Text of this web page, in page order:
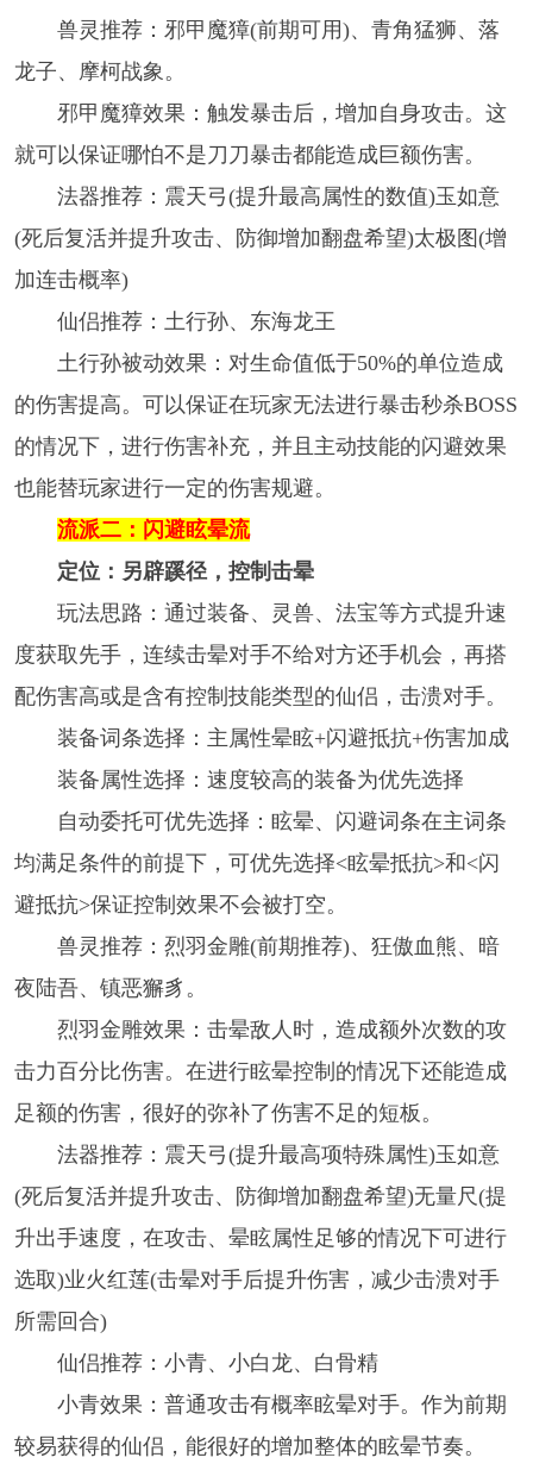
兽灵推荐：邪甲魔獐(前期可用)、青角猛狮、落
龙子、摩柯战象。
邪甲魔獐效果：触发暴击后，增加自身攻击。这
就可以保证哪怕不是刀刀暴击都能造成巨额伤害。
法器推荐：震天弓(提升最高属性的数值)玉如意
(死后复活并提升攻击、防御增加翻盘希望)太极图(增
加连击概率)
仙侣推荐：土行孙、东海龙王
土行孙被动效果：对生命值低于50%的单位造成
的伤害提高。可以保证在玩家无法进行暴击秒杀BOSS
的情况下，进行伤害补充，并且主动技能的闪避效果
也能替玩家进行一定的伤害规避。
流派二：闪避眩晕流
定位：另辟蹊径，控制击晕
玩法思路：通过装备、灵兽、法宝等方式提升速
度获取先手，连续击晕对手不给对方还手机会，再搭
配伤害高或是含有控制技能类型的仙侣，击溃对手。
装备词条选择：主属性晕眩+闪避抵抗+伤害加成
装备属性选择：速度较高的装备为优先选择
自动委托可优先选择：眩晕、闪避词条在主词条
均满足条件的前提下，可优先选择<眩晕抵抗>和<闪
避抵抗>保证控制效果不会被打空。
兽灵推荐：烈羽金雕(前期推荐)、狂傲血熊、暗
夜陆吾、镇恶獬豸。
烈羽金雕效果：击晕敌人时，造成额外次数的攻
击力百分比伤害。在进行眩晕控制的情况下还能造成
足额的伤害，很好的弥补了伤害不足的短板。
法器推荐：震天弓(提升最高项特殊属性)玉如意
(死后复活并提升攻击、防御增加翻盘希望)无量尺(提
升出手速度，在攻击、晕眩属性足够的情况下可进行
选取)业火红莲(击晕对手后提升伤害，减少击溃对手
所需回合)
仙侣推荐：小青、小白龙、白骨精
小青效果：普通攻击有概率眩晕对手。作为前期
较易获得的仙侣，能很好的增加整体的眩晕节奏。